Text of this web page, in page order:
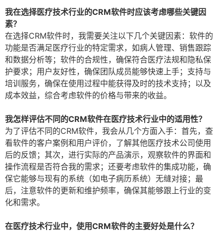
我在选择医疗技术行业的CRM软件时应该考虑哪些关键因
素？
在选择CRM软件时，我需要关注以下几个关键因素：软件的
功能是否满足医疗行业的特定需求，如病人管理、销售跟踪
和数据分析等；软件的合规性，确保符合医疗法规和隐私保
护要求；用户友好性，确保团队成员能够快速上手；支持与
培训服务，确保在使用过程中能获得及时的技术支持；以及
成本效益，综合考虑软件的价格与带来的收益。
我怎样评估不同的CRM软件在医疗技术行业中的适用性？
为了评估不同的CRM软件，我会从几个方面入手：首先，查
看软件的客户案例和用户评价，了解其他医疗技术公司使用
后的反馈；其次，进行实际的产品演示，观察软件的界面和
操作流程是否符合我的需求；还要考虑软件的集成功能，确
保它能够与现有的系统（如电子病历系统）无缝对接；最
后，注意软件的更新和维护频率，确保其能够跟上行业的变
化和需求。
在医疗技术行业中，使用CRM软件的主要好处是什么？